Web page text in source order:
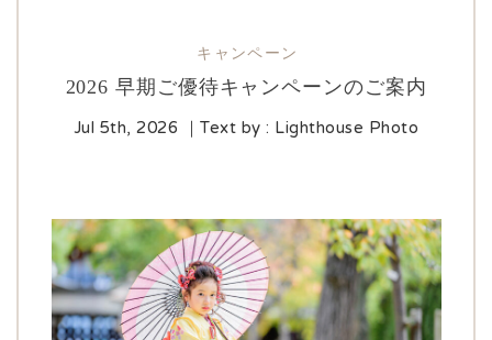
2026 早期ご優待キャンペーンのご案内
Jul 5th, 2026 ｜Text by : Lighthouse Photo